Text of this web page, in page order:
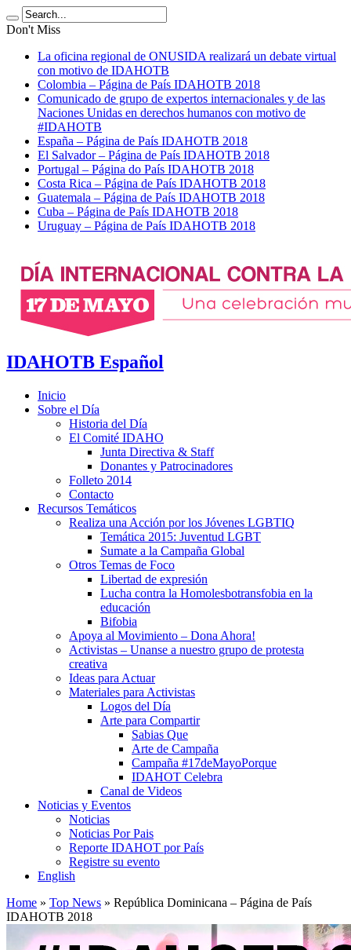
Don't Miss
La oficina regional de ONUSIDA realizará un debate virtual
con motivo de IDAHOTB
Colombia – Página de País IDAHOTB 2018
Comunicado de grupo de expertos internacionales y de las
Naciones Unidas en derechos humanos con motivo de
#IDAHOTB
España – Página de País IDAHOTB 2018
El Salvador – Página de País IDAHOTB 2018
Portugal – Página do País IDAHOTB 2018
Costa Rica – Página de País IDAHOTB 2018
Guatemala – Página de País IDAHOTB 2018
Cuba – Página de País IDAHOTB 2018
Uruguay – Página de País IDAHOTB 2018
IDAHOTB Español
Inicio
Sobre el Día
Historia del Día
El Comité IDAHO
Junta Directiva & Staff
Donantes y Patrocinadores
Folleto 2014
Contacto
Recursos Temáticos
Realiza una Acción por los Jóvenes LGBTIQ
Temática 2015: Juventud LGBT
Sumate a la Campaña Global
Otros Temas de Foco
Libertad de expresión
Lucha contra la Homolesbotransfobia en la
educación
Bifobia
Apoya al Movimiento – Dona Ahora!
Activistas – Unanse a nuestro grupo de protesta
creativa
Ideas para Actuar
Materiales para Activistas
Logos del Día
Arte para Compartir
Sabias Que
Arte de Campaña
Campaña #17deMayoPorque
IDAHOT Celebra
Canal de Videos
Noticias y Eventos
Noticias
Noticias Por Pais
Reporte IDAHOT por País
Registre su evento
English
Home » Top News » República Dominicana – Página de País
IDAHOTB 2018